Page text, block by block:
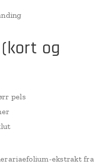
og
pels
ekstrakt fra